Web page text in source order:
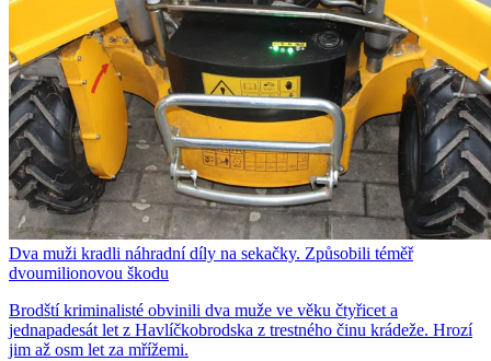
Dva muži kradli náhradní díly na sekačky. Způsobili téměř
dvoumilionovou škodu
Brodští kriminalisté obvinili dva muže ve věku čtyřicet a
jednapadesát let z Havlíčkobrodska z trestného činu krádeže. Hrozí
jim až osm let za mřížemi.